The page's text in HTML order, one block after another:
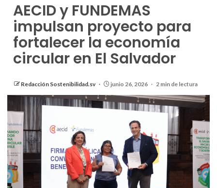
AECID y FUNDEMAS
impulsan proyecto para
fortalecer la economía
circular en El Salvador
Redacción Sostenibilidad.sv junio 26, 2026 2 min de lectura